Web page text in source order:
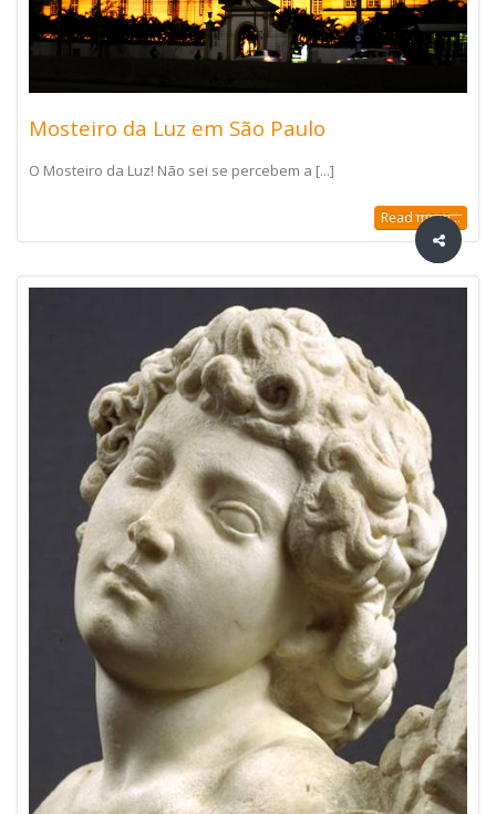
Mosteiro da Luz em São Paulo
O Mosteiro da Luz! Não sei se percebem a [...]
Read more...